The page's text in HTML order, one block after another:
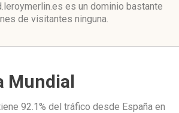
es un dominio bastante
de visitantes ninguna.
Mundial
92.1% del tráfico desde España en